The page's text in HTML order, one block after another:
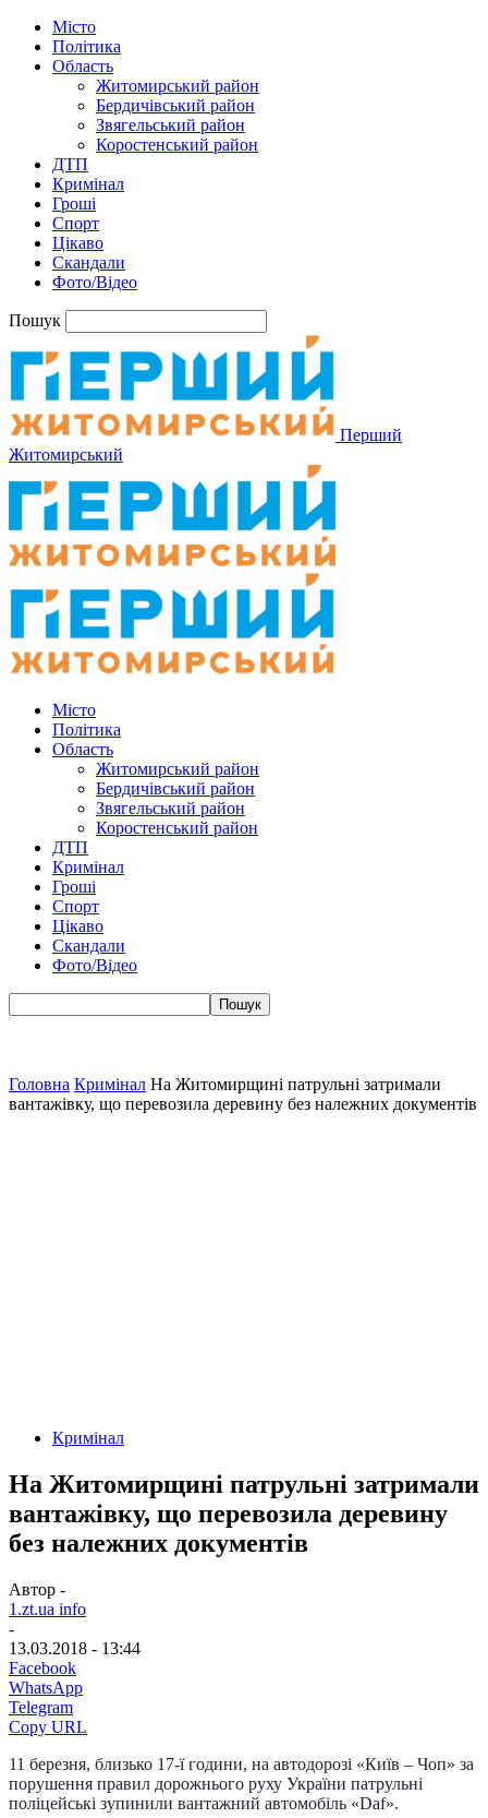
Місто
Політика
Область
Житомирський район
Бердичівський район
Звягельський район
Коростенський район
ДТП
Кримінал
Гроші
Спорт
Цікаво
Скандали
Фото/Відео
Пошук
Перший
Житомирський
Місто
Політика
Область
Житомирський район
Бердичівський район
Звягельський район
Коростенський район
ДТП
Кримінал
Гроші
Спорт
Цікаво
Скандали
Фото/Відео
Головна Кримінал На Житомирщині патрульні затримали
вантажівку, що перевозила деревину без належних документів
Кримінал
На Житомирщині патрульні затримали
вантажівку, що перевозила деревину
без належних документів
Автор -
1.zt.ua info
-
13.03.2018 - 13:44
Facebook
WhatsApp
Telegram
Copy URL
11 березня, близько 17-ї години, на автодорозі «Київ – Чоп» за
порушення правил дорожнього руху України патрульні
поліцейські зупинили вантажний автомобіль «Daf».